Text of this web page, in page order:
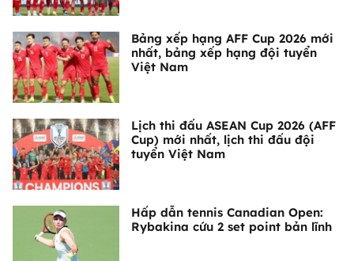
Bảng xếp hạng AFF Cup 2026 mới
nhất, bảng xếp hạng đội tuyển
Việt Nam
Lịch thi đấu ASEAN Cup 2026 (AFF
Cup) mới nhất, lịch thi đấu đội
tuyển Việt Nam
Hấp dẫn tennis Canadian Open:
Rybakina cứu 2 set point bản lĩnh